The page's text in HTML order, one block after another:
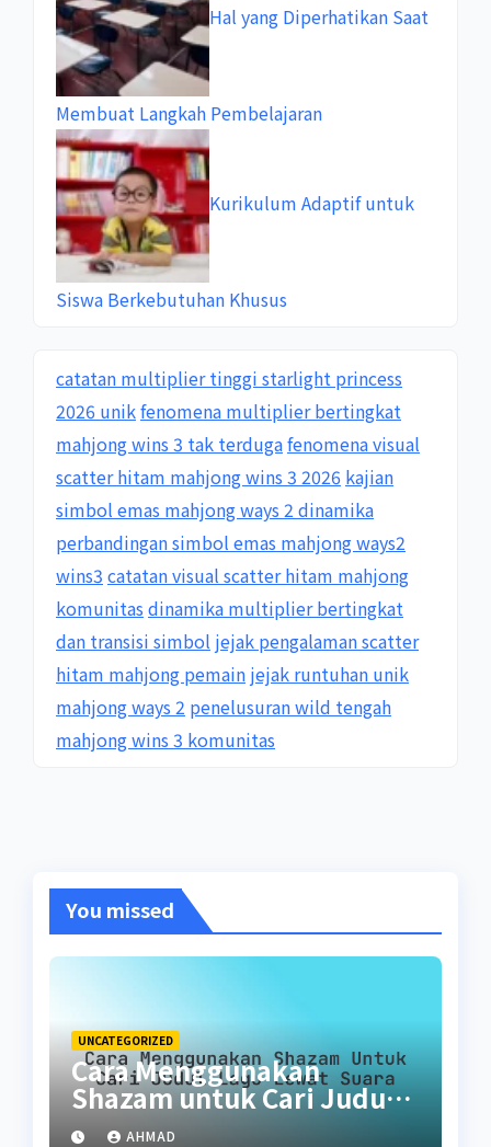
Hal yang Diperhatikan Saat
Membuat Langkah Pembelajaran
Kurikulum Adaptif untuk
Siswa Berkebutuhan Khusus
catatan multiplier tinggi starlight princess
2026 unikfenomena multiplier bertingkat
mahjong wins 3 tak terdugafenomena visual
scatter hitam mahjong wins 3 2026 kajian
simbol emas mahjong ways 2 dinamika
perbandingan simbol emas mahjong ways2
wins3 catatan visual scatter hitam mahjong
komunitas dinamika multiplier bertingkat
dan transisi simbol jejak pengalaman scatter
hitam mahjong pemain jejak runtuhan unik
mahjong ways 2 penelusuran wild tengah
mahjong wins 3 komunitas
You missed
UNCATEGORIZED
Cara Menggunakan
Shazam untuk Cari Judul
Lagu Lewat Suara
AHMAD